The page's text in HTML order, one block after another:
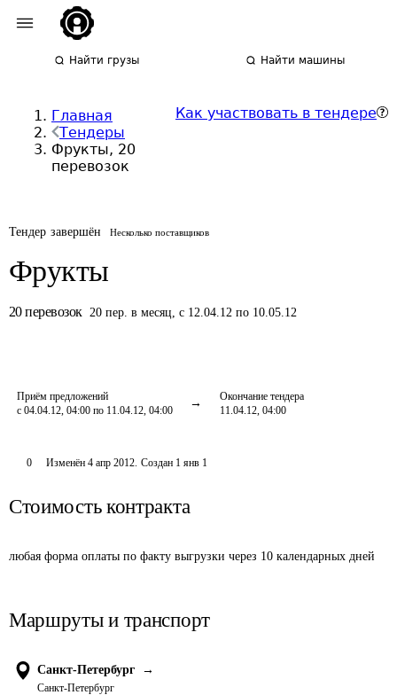
Найти грузы Найти машины
Главная
Тендеры
Фрукты, 20
перевозок
Как участвовать в тендере
Тендер завершён Несколько поставщиков
Фрукты
20 перевозок 20 пер. в месяц, с 12.04.12 по 10.05.12
Приём предложений
с 04.04.12, 04:00 по 11.04.12, 04:00
Окончание тендера
11.04.12, 04:00
0 Изменён 4 апр 2012. Создан 1 янв 1
Стоимость контракта
любая форма оплаты по факту выгрузки через 10 календарных дней
Маршруты и транспорт
Санкт-Петербург →
Санкт-Петербург